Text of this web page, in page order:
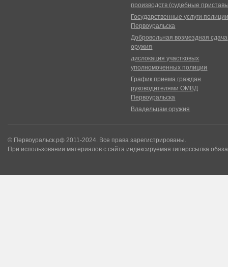
производств (судебные
Государственные услуги
Первоуральска
Добровольная возмездная сдача
оружия
дислокация участковых
уполномоченных полиции
График приема граждан
руководителями ОМВД
Первоуральска
Владельцам оружия
© Первоуральск.рф 2011-2024. Все права зарегистрированы.
При использовании материалов с сайта индексируемая гиперссылка